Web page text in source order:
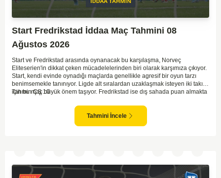
Start Fredrikstad İddaa Maç Tahmini 08
Ağustos 2026
Start ve Fredrikstad arasında oynanacak bu karşılaşma, Norveç
Eliteserien'in dikkat çeken mücadelelerinden biri olarak karşımıza çıkıyor.
Start, kendi evinde oynadığı maçlarda genellikle agresif bir oyun tarzı
benimsemekle tanınıyor. Ligde alt sıralardan uzaklaşmak isteyen iki takım
için bu maç büyük önem taşıyor. Fredrikstad ise dış sahada puan almakta
mücadelede zorluk çıkartabilir. Maçın temposunun yüksek olacağını ve
her iki takımın da sonuca gitmeye odaklanacağını düşünüyorum.
Tahmin ÇŞ 10
Tahmini İncele